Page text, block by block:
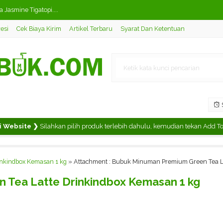
Jasmine Tigatopi....
Melati Tigatopi....
Mamio Kemasan 500 gr....
/ Lychee Tea....
Cek Biaya Kirim Artikel Terbaru Syarat Dan Ketentuan
❯Silahkan pilih produk terlebih dahulu, kemudian tekan Add To
Kemasan 1 kg » Attachment : Bubuk Minuman Premium Green Tea
Tea Latte Drinkindbox Kemasan 1 kg